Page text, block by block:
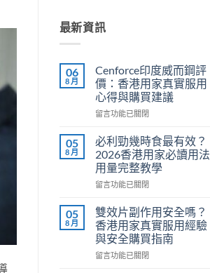
最新資訊
06
8 月
Cenforce印度威而鋼評
價：香港用家真實服用
心得與購買建議
在
印
度
威
而
鋼
價：
香
港
用
家
留言功能已關閉
05
8 月
必利勁幾時食最有效？
2026香港用家必讀用法
用量完整教學
在
利
勁
幾
時
食
留言功能已關閉
05
8 月
雙效片副作用安全嗎？
香港用家真實服用經驗
與安全購買指南
在
留言功能已關閉